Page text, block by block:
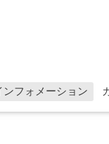
ンフォメーション